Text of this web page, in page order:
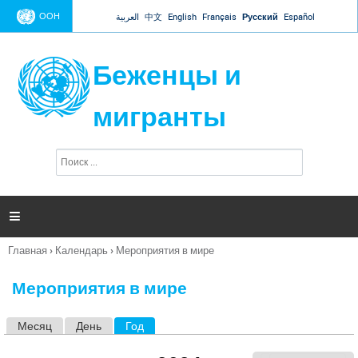
Jump to navigation
ООН العربية 中文 English Français Русский Español
Беженцы и
мигранты
п
и

Вы
Главная › Календарь › Мероприятия в мире
Мероприятия в мире
Месяц День Год